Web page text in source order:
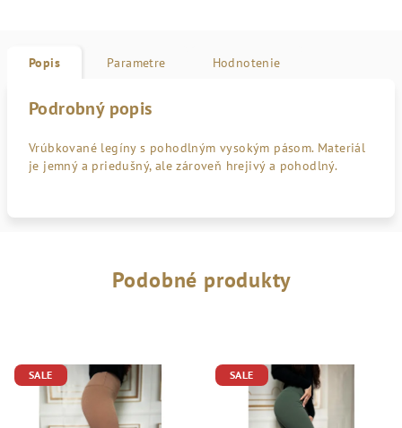
Popis Parametre Hodnotenie
Podrobný popis
Vrúbkované legíny s pohodlným vysokým pásom. Materiál
je jemný a priedušný, ale zároveň hrejivý a pohodlný.
Podobné produkty
SALE SALE